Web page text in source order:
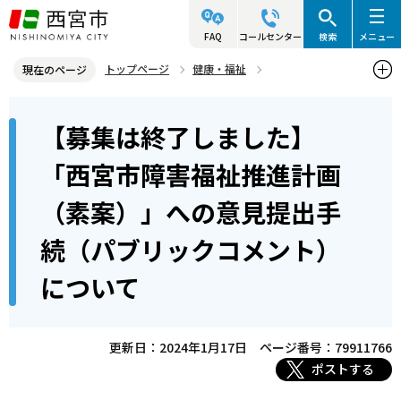
こ
の
ジ
FAQ コールセンター 検索 メニュー
現在のページ トップページ
健康・福祉
【募集は終了しました】「西宮市障害福祉推進計画（素案）」への意
見提出手続（パブリックコメント）について
【募集は終了しました】
「西宮市障害福祉推進計画
（素案）」への意見提出手
続（パブリックコメント）
について
更新日：2024年1月17日
ページ番号：79911766
ポストする